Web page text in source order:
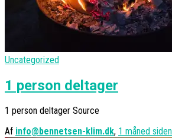
Uncategorized
1 person deltager
1 person deltager Source
Af info@bennetsen-klim.dk, 1 måned siden